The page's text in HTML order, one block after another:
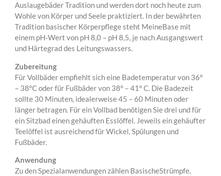
Auslaugebäder Tradition und werden dort noch heute zum
Wohle von Körper und Seele praktiziert. In der bewährten
Tradition basischer Körperpflege steht MeineBase mit
einem pH-Wert von pH 8,0 – pH 8,5, je nach Ausgangswert
und Härtegrad des Leitungswassers.
Zubereitung
Für Vollbäder empfiehlt sich eine Badetemperatur von 36°
– 38°C oder für Fußbäder von 38° – 41° C. Die Badezeit
sollte 30 Minuten, idealerweise 45 – 60 Minuten oder
länger betragen. Für ein Vollbad benötigen Sie drei und für
ein Sitzbad einen gehäuften Esslöffel. Jeweils ein gehäufter
Teelöffel ist ausreichend für Wickel, Spülungen und
Fußbäder.
Anwendung
Zu den Spezialanwendungen zählen BasischeStrümpfe,